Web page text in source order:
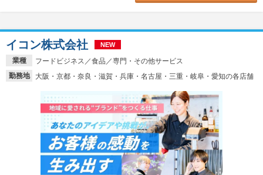
業種
フードビジネス／食品／専門・その他サービス
勤務地
大阪・京都・奈良・滋賀・兵庫・名古屋・三重・岐阜・愛知の各店舗
イコン株式会社 NEW